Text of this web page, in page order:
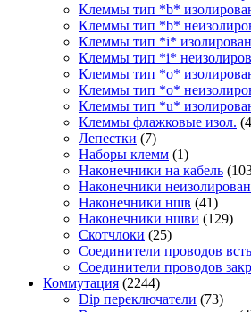
Клеммы тип *b*
Клеммы тип *b*
Клеммы тип *i*
Клеммы тип *i*
Клеммы тип *o*
Клеммы тип *o*
Клеммы тип *u*
Клеммы флажковые изол.
Лепестки (7)
Наборы клемм (1)
Наконечники на кабель
Наконечники
Наконечники ншв (41)
Наконечники ншви (129)
Скотчлоки (25)
Соединители проводов
Соединители проводов
Коммутация (2244)
Dip переключатели (73)